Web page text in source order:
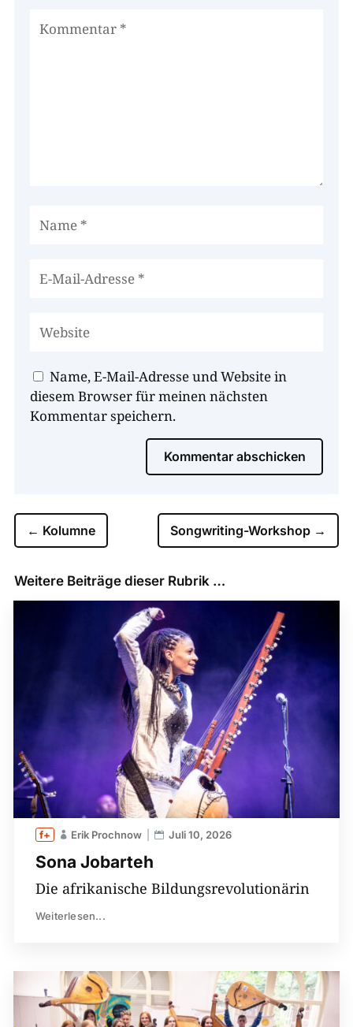
Name, E-Mail-Adresse und Website in
diesem Browser für meinen nächsten
Kommentar speichern.
Kommentar abschicken
← Kolumne Songwriting-Workshop →
Weitere Beiträge dieser Rubrik …
Sona Jobarteh
Erik Prochnow Juli 10, 2026
Die afrikanische Bildungsrevolutionärin
Weiterlesen...